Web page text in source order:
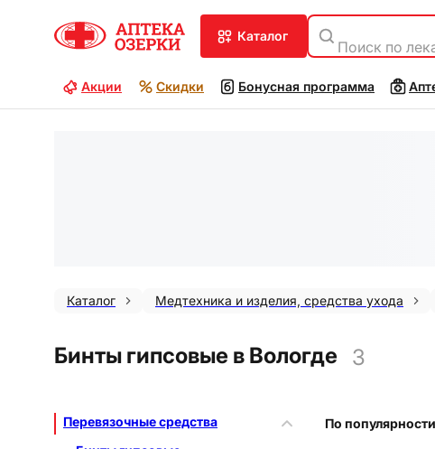
каталог
Поиск по
Акции Скидки Бонусная программа
Каталог Медтехника и изделия, средства ухода
Бинты гипсовые в Вологде 3
Перевязочные средства
По популярности